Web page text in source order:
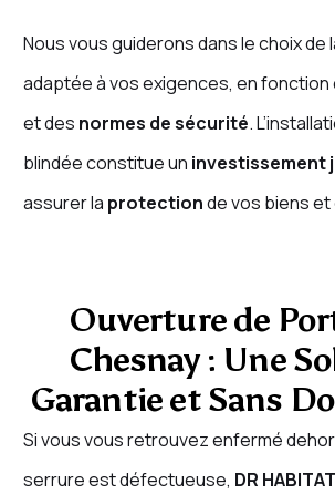
Nous vous guiderons dans le choix de
adaptée à vos exigences, en
et des normes de sécurité.
blindée constitue un investissement
assurer la protectionde vos biens
Ouverture de
Chesnay : Une
Garantie et Sans
Si vous vous retrouvez enfermé
serrure est défectueuse, DR HABITAT